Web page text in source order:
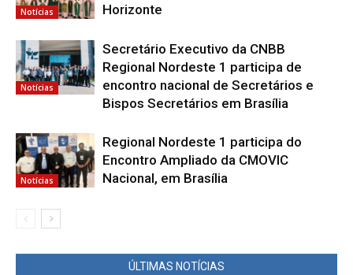
Notícias
Horizonte
Notícias
Secretário Executivo da CNBB
Regional Nordeste 1 participa de
encontro nacional de Secretários e
Bispos Secretários em Brasília
Notícias
Regional Nordeste 1 participa do
Encontro Ampliado da CMOVIC
Nacional, em Brasília
ÚLTIMAS NOTÍCIAS